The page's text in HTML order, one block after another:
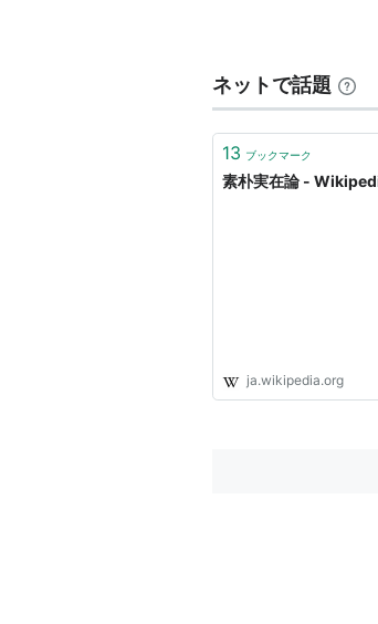
ネットで話題
13 ブックマーク
素朴実在論 -
ja.wikipedia.org